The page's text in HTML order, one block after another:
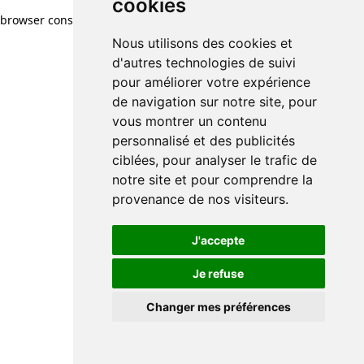
cookies
Nous utilisons des cookies et
d'autres technologies de suivi
pour améliorer votre expérience
de navigation sur notre site, pour
vous montrer un contenu
personnalisé et des publicités
ciblées, pour analyser le trafic de
notre site et pour comprendre la
provenance de nos visiteurs.
J'accepte
Je refuse
Changer mes préférences
browser console for more information)